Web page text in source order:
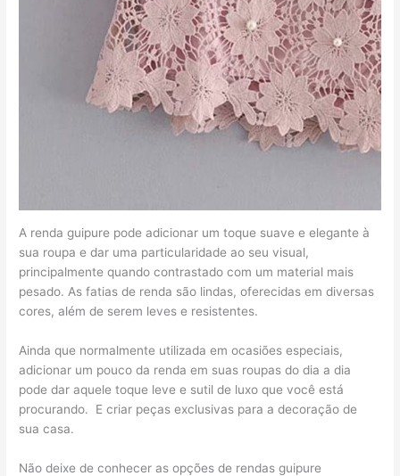
A renda guipure pode adicionar um toque suave e elegante à
sua roupa e dar uma particularidade ao seu visual,
principalmente quando contrastado com um material mais
pesado. As fatias de renda são lindas, oferecidas em diversas
cores, além de serem leves e resistentes.
Ainda que normalmente utilizada em ocasiões especiais,
adicionar um pouco da renda em suas roupas do dia a dia
pode dar aquele toque leve e sutil de luxo que você está
procurando. E criar peças exclusivas para a decoração de
sua casa.
Não deixe de conhecer as opções de rendas guipure